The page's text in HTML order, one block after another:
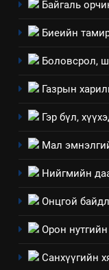
Байгаль
Биеийн
Боловсрол,
Газрын
Гэр бүл,
Мал
Нийгмийн
Онцгой
Орон
Санхүүгийн
6